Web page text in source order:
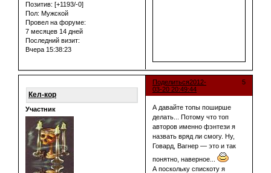
Позитив: [+1193/-0]
Пол: Мужской
Провел на форуме:
7 месяцев 14 дней
Последний визит:
Вчера 15:38:23
Поделиться 5
2012-
03-20 20:49:44
Кел-кор
Участник
А давайте топы поширше
делать... Потому что топ
авторов именно фэнтези я
назвать вряд ли смогу. Ну,
Говард, Вагнер — это и так
понятно, наверное...
А поскольку спискоту я